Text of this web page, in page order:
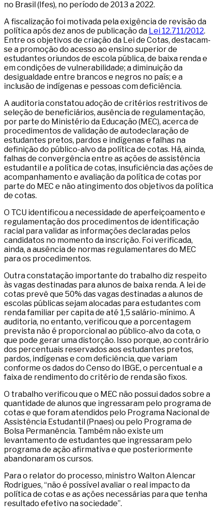
no Brasil (Ifes), no período de 2013 a 2022.
A fiscalização foi motivada pela exigência de revisão da
política após dez anos de publicação da Lei 12.711/2012.
Entre os objetivos de criação da Lei de Cotas, destacam-
se a promoção do acesso ao ensino superior de
estudantes oriundos de escola pública, de baixa renda e
em condições de vulnerabilidade; a diminuição da
desigualdade entre brancos e negros no país; e a
inclusão de indígenas e pessoas com deficiência.
A auditoria constatou adoção de critérios restritivos de
seleção de beneficiários, ausência de regulamentação,
por parte do Ministério da Educação (MEC), acerca de
procedimentos de validação de autodeclaração de
estudantes pretos, pardos e indígenas e falhas na
definição do público-alvo da política de cotas. Há, ainda,
falhas de convergência entre as ações de assistência
estudantil e a política de cotas, insuficiência das ações de
acompanhamento e avaliação da política de cotas por
parte do MEC e não atingimento dos objetivos da política
de cotas.
O TCU identificou a necessidade de aperfeiçoamento e
regulamentação dos procedimentos de identificação
racial para validar as informações declaradas pelos
candidatos no momento da inscrição. Foi verificada,
ainda, a ausência de normas regulamentares do MEC
para os procedimentos.
Outra constatação importante do trabalho diz respeito
às vagas destinadas para alunos de baixa renda. A lei de
cotas prevê que 50% das vagas destinadas a alunos de
escolas públicas sejam alocadas para estudantes com
renda familiar per capita de até 1,5 salário-mínimo. A
auditoria, no entanto, verificou que a porcentagem
prevista não é proporcional ao público-alvo da cota, o
que pode gerar uma distorção. Isso porque, ao contrário
dos percentuais reservados aos estudantes pretos,
pardos, indígenas e com deficiência, que variam
conforme os dados do Censo do IBGE, o percentual e a
faixa de rendimento do critério de renda são fixos.
O trabalho verificou que o MEC não possui dados sobre a
quantidade de alunos que ingressaram pelo programa de
cotas e que foram atendidos pelo Programa Nacional de
Assistência Estudantil (Pnaes) ou pelo Programa de
Bolsa Permanência. Também não existe um
levantamento de estudantes que ingressaram pelo
programa de ação afirmativa e que posteriormente
abandonaram os cursos.
Para o relator do processo, ministro Walton Alencar
Rodrigues, “não é possível avaliar o real impacto da
política de cotas e as ações necessárias para que tenha
resultado efetivo na sociedade”.